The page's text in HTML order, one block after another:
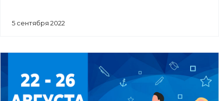
5 сентября 2022